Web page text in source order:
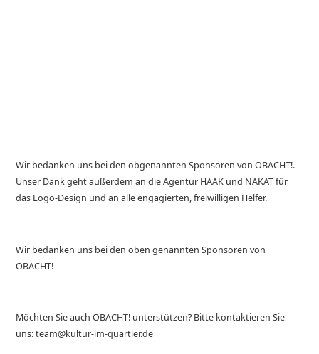
Wir bedanken uns bei den obgenannten Sponsoren von OBACHT!.
Unser Dank geht außerdem an die Agentur HAAK und NAKAT für
das Logo-Design und an alle engagierten, freiwilligen Helfer.
Wir bedanken uns bei den oben genannten Sponsoren von
OBACHT!
Möchten Sie auch OBACHT! unterstützen? Bitte kontaktieren Sie
uns: team@kultur-im-quartier.de